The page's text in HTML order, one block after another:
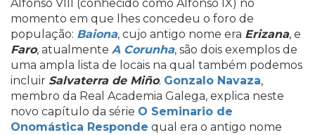
Alfonso VIII (conhecido como Alfonso IX) no
momento em que lhes concedeu o foro de
população: Baiona, cujo antigo nome era Erizana, e
Faro, atualmente A Corunha, são dois exemplos de
uma ampla lista de locais na qual também podemos
incluir Salvaterra de Miño. Gonzalo Navaza,
membro da Real Academia Galega, explica neste
novo capítulo da série O Seminario de
Onomástica Responde qual era o antigo nome